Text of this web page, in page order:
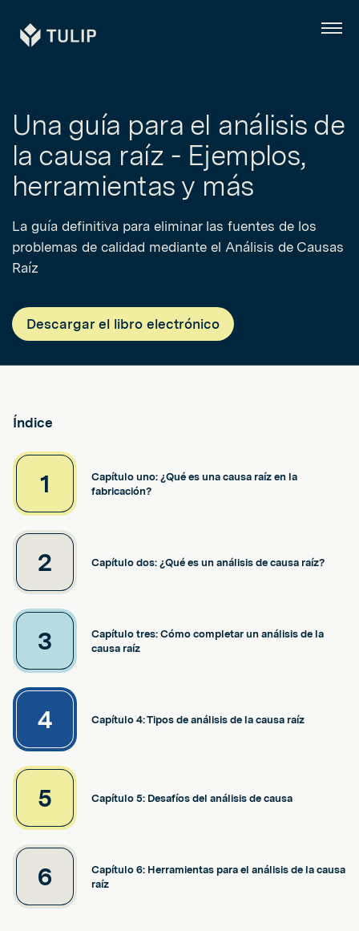
Tulip Menú
Una guía para el análisis de
la causa raíz - Ejemplos,
herramientas y más
La guía definitiva para eliminar las fuentes de los
problemas de calidad mediante el Análisis de Causas
Raíz
Descargar el libro electrónico
Índice
1
Capítulo uno: ¿Qué es una causa raíz en la
fabricación?
2 Capítulo dos: ¿Qué es un análisis de causa raíz?
3
Capítulo tres: Cómo completar un análisis de la
causa raíz
4 Capítulo 4: Tipos de análisis de la causa raíz
5 Capítulo 5: Desafíos del análisis de causa
6
Capítulo 6: Herramientas para el análisis de la causa
raíz